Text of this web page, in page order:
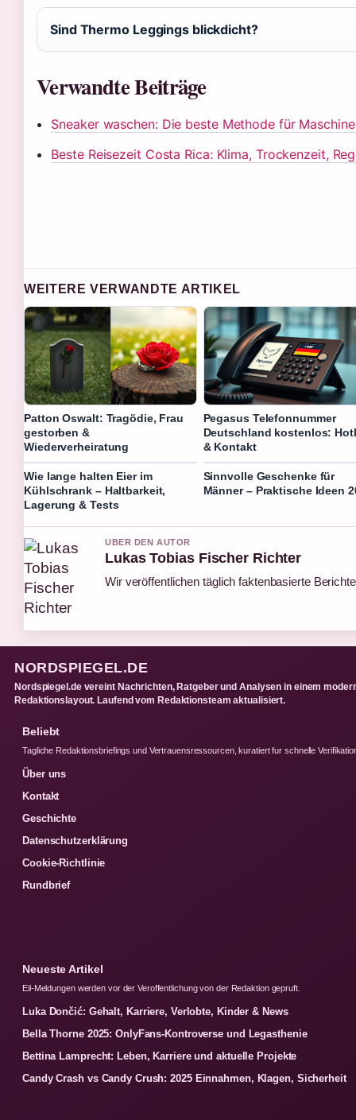
Sind Thermo Leggings blickdicht?
Verwandte Beiträge
Sneaker waschen: Die beste Methode für
Beste Reisezeit Costa Rica: Klima, Trockenzeit,
WEITERE VERWANDTE ARTIKEL
Patton Oswalt: Tragödie, Frau
gestorben &
Wiederverheiratung
Pegasus Telefonnummer
Deutschland kostenlos:
& Kontakt
Wie lange halten Eier im
Kühlschrank – Haltbarkeit,
Lagerung & Tests
Sinnvolle Geschenke für
Männer – Praktische Ideen
UBER DEN AUTOR
Lukas Tobias Fischer Richter
Wir veröffentlichen täglich faktenbasierte
NORDSPIEGEL.DE
Nordspiegel.de vereint Nachrichten, Ratgeber und Analysen in einem
Redaktionslayout. Laufend vom Redaktionsteam aktualisiert.
Beliebt
Tagliche Redaktionsbriefings und Vertrauensressourcen, kuratiert fur schnelle
Über uns
Kontakt
Geschichte
Datenschutzerklärung
Cookie-Richtlinie
Rundbrief
Neueste Artikel
Eil-Meldungen werden vor der Veroffentlichung von der Redaktion gepruft.
Luka Dončić: Gehalt, Karriere, Verlobte, Kinder & News
Bella Thorne 2025: OnlyFans-Kontroverse und Legasthenie
Bettina Lamprecht: Leben, Karriere und aktuelle Projekte
Candy Crash vs Candy Crush: 2025 Einnahmen, Klagen, Sicherheit